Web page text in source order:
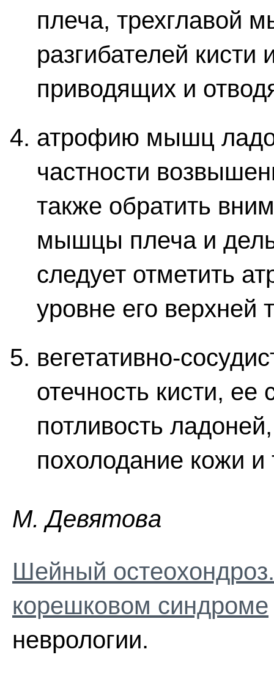
плеча, трехглавой
разгибателей
приводящих и
атрофию мышц
частности
также обратить
мышцы плеча и
следует отметить
уровне его верхней
вегетативно-
отечность кисти,
потливость
похолодание кожи и
M. Дeвятoвa
Шейный
корешковом синдроме
неврологии.